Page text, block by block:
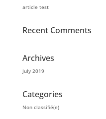
article test
Recent Comments
Archives
July 2019
Categories
Non classifié(e)